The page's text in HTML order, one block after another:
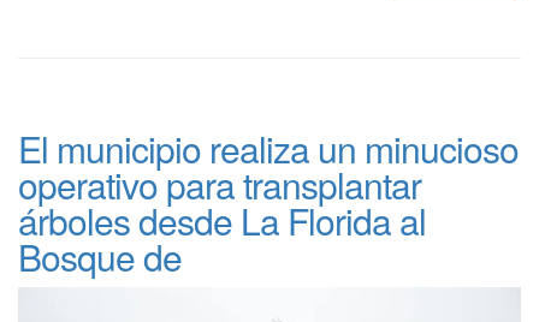
El municipio realiza un minucioso
operativo para transplantar
árboles desde La Florida al
Bosque de